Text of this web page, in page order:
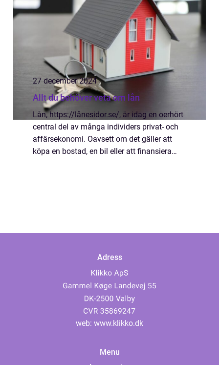
27 december 2024
Allt du behöver veta om lån
Lån, https://lånesidor.se/, är idag en oerhört
central del av många individers privat- och
affärsekonomi. Oavsett om det gäller att
köpa en bostad, en bil eller att finansiera
Adress
web: www.klikko.dk
Menu